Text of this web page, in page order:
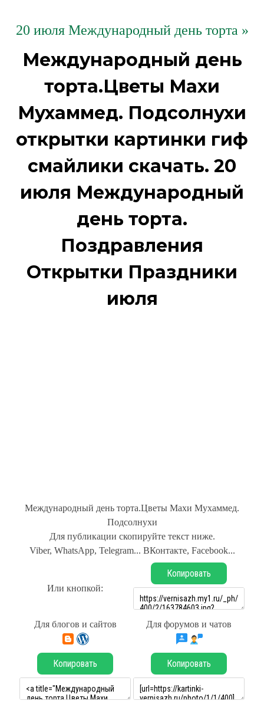
20 июля Международный день торта »
Международный день
торта.Цветы Махи
Мухаммед. Подсолнухи
открытки картинки гиф
смайлики скачать. 20
июля Международный
день торта.
Поздравления
Открытки Праздники
июля
Международный день торта.Цветы Махи Мухаммед.
Подсолнухи
Для публикации скопируйте текст ниже.
Viber, WhatsApp, Telegram... ВКонтакте, Facebook...
Или кнопкой:
Копировать
Для блогов и сайтов Для форумов и чатов
Копировать Копировать